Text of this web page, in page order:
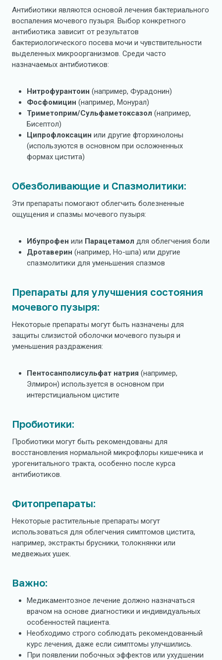
Антибиотики являются основой лечения бактериального
воспаления мочевого пузыря. Выбор конкретного
антибиотика зависит от результатов
бактериологического посева мочи и чувствительности
выделенных микроорганизмов. Среди часто
назначаемых антибиотиков:
Нитрофурантоин (например, Фурадонин)
Фосфомицин (например, Монурал)
Триметоприм/Сульфаметоксазол (например,
Бисептол)
Ципрофлоксацин или другие фторхинолоны
(используются в основном при осложненных
формах цистита)
Обезболивающие и Спазмолитики:
Эти препараты помогают облегчить болезненные
ощущения и спазмы мочевого пузыря:
Ибупрофен или Парацетамол для облегчения боли
Дротаверин (например, Но-шпа) или другие
спазмолитики для уменьшения спазмов
Препараты для улучшения состояния
мочевого пузыря:
Некоторые препараты могут быть назначены для
защиты слизистой оболочки мочевого пузыря и
уменьшения раздражения:
Пентосанполисульфат натрия (например,
Элмирон) используется в основном при
интерстициальном цистите
Пробиотики:
Пробиотики могут быть рекомендованы для
восстановления нормальной микрофлоры кишечника и
урогенитального тракта, особенно после курса
антибиотиков.
Фитопрепараты:
Некоторые растительные препараты могут
использоваться для облегчения симптомов цистита,
например, экстракты брусники, толокнянки или
медвежьих ушек.
Важно:
Медикаментозное лечение должно назначаться
врачом на основе диагностики и индивидуальных
особенностей пациента.
Необходимо строго соблюдать рекомендованный
курс лечения, даже если симптомы улучшились.
При появлении побочных эффектов или ухудшении